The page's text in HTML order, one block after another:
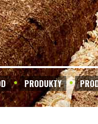
PRODUKTY